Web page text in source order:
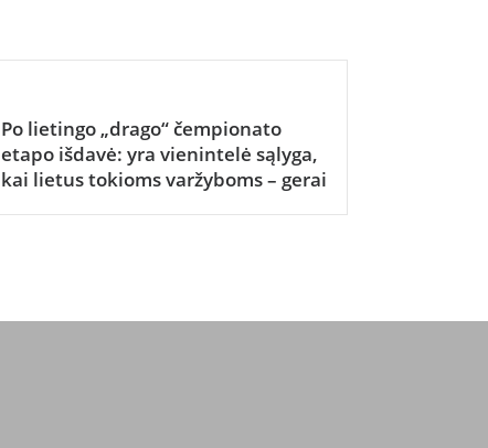
Po lietingo „drago“ čempionato
etapo išdavė: yra vienintelė sąlyga,
kai lietus tokioms varžyboms – gerai